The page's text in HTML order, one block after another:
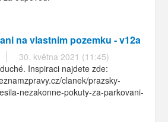
na vlastnim pozemku - v12a
30. května 2021 (11:45)
Inspiraci najdete zde:
clanek/prazsky-
nezakonne-pokuty-za-parkovani-